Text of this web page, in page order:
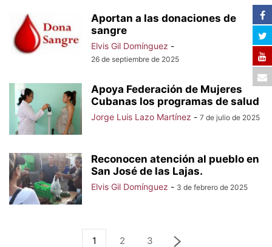
Aportan a las donaciones de
sangre
Elvis Gil Domínguez -
26 de septiembre de 2025
Apoya Federación de Mujeres
Cubanas los programas de salud
Jorge Luis Lazo Martínez - 7 de julio de 2025
Reconocen atención al pueblo en
San José de las Lajas.
Elvis Gil Domínguez - 3 de febrero de 2025
1 2 3